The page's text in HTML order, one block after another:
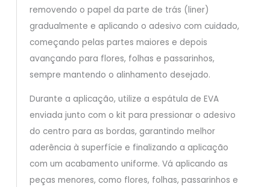
removendo o papel da parte de trás (liner)
gradualmente e aplicando o adesivo com cuidado,
começando pelas partes maiores e depois
avançando para flores, folhas e passarinhos,
sempre mantendo o alinhamento desejado.
Durante a aplicação, utilize a espátula de EVA
enviada junto com o kit para pressionar o adesivo
do centro para as bordas, garantindo melhor
aderência à superfície e finalizando a aplicação
com um acabamento uniforme. Vá aplicando as
peças menores, como flores, folhas, passarinhos e